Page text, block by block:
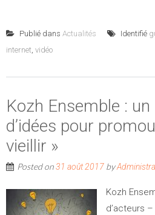
Publié dans Actualités Identifié
internet, vidéo
Kozh Ensemble :
d’idées pour
vieillir »
Posted on31 août 2017 by
Kozh
d’acteurs